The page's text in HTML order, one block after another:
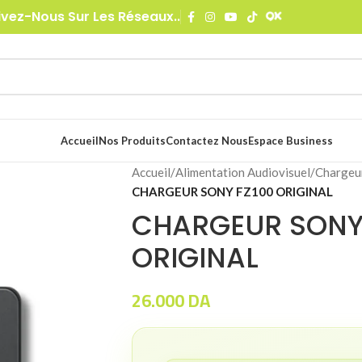
Nous Sur Les Réseaux..
AccueilNos ProduitsContactez NousEspace Business
Accueil/Alimentation Audiovisuel/
CHARGEUR SONY FZ100 ORIGINAL
CHARGEUR
ORIGINAL
26.000DA